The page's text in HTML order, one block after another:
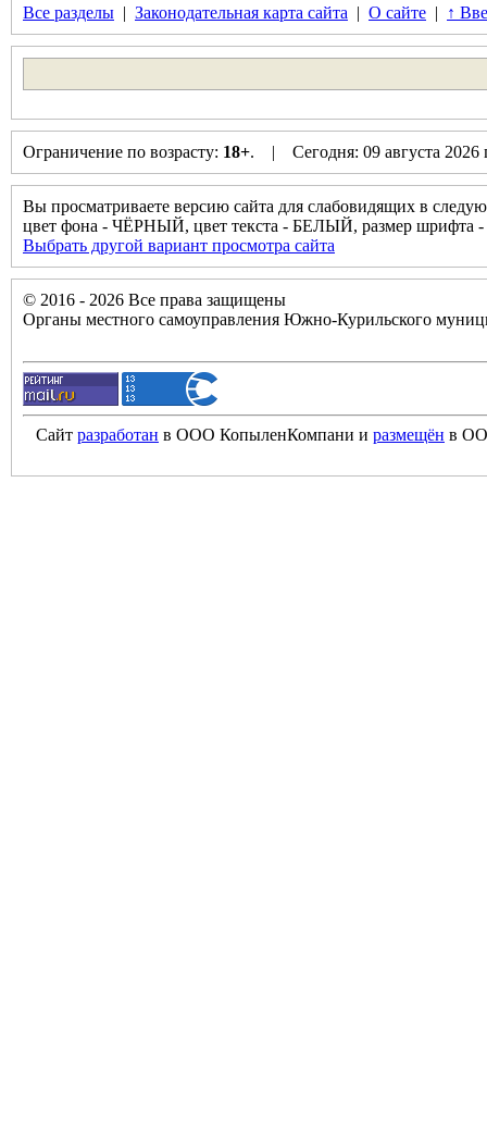
Все разделы | Законодательная карта сайта | О сайте | ↑
Ограничение по возрасту: 18+. | Сегодня: 09 августа
Вы просматриваете версию сайта для слабовидящих в
цвет фона - ЧЁРНЫЙ, цвет текста - БЕЛЫЙ, размер
Выбрать другой вариант просмотра сайта
© 2016 - 2026 Все права защищены
Органы местного самоуправления Южно-Курильского
Сайт разработан в ООО КопыленКомпани и размещён в